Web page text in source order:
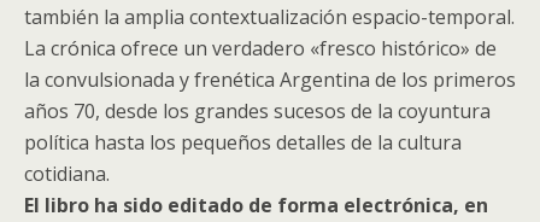
también la amplia contextualización espacio-temporal.
La crónica ofrece un verdadero «fresco histórico» de
la convulsionada y frenética Argentina de los primeros
años 70, desde los grandes sucesos de la coyuntura
política hasta los pequeños detalles de la cultura
cotidiana.
El libro ha sido editado de forma electrónica, en